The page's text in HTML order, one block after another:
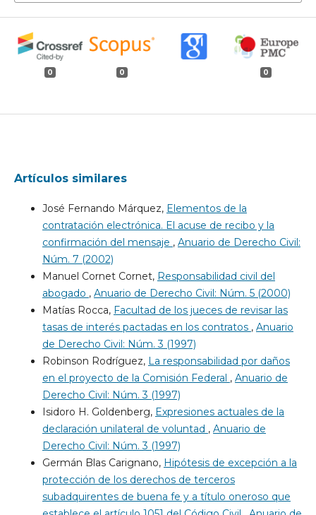
0 0 0
Artículos similares
José Fernando Márquez, Elementos de la
contratación electrónica. El acuse de recibo y la
confirmación del mensaje , Anuario de Derecho Civil:
Núm. 7 (2002)
Manuel Cornet Cornet, Responsabilidad civil del
abogado , Anuario de Derecho Civil: Núm. 5 (2000)
Matías Rocca, Facultad de los jueces de revisar las
tasas de interés pactadas en los contratos , Anuario
de Derecho Civil: Núm. 3 (1997)
Robinson Rodríguez, La responsabilidad por daños
en el proyecto de la Comisión Federal , Anuario de
Derecho Civil: Núm. 3 (1997)
Isidoro H. Goldenberg, Expresiones actuales de la
declaración unilateral de voluntad , Anuario de
Derecho Civil: Núm. 3 (1997)
Germán Blas Carignano, Hipótesis de excepción a la
protección de los derechos de terceros
subadquirentes de buena fe y a título oneroso que